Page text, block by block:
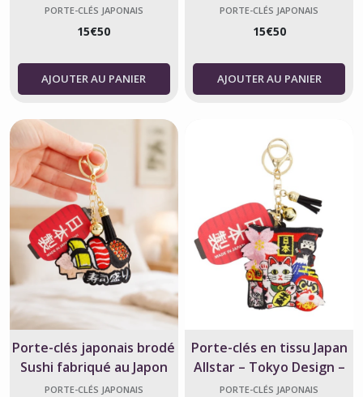
PORTE-CLÉS JAPONAIS
15€50
AJOUTER AU PANIER
PORTE-CLÉS JAPONAIS
15€50
AJOUTER AU PANIER
Porte-clés japonais brodé
Sushi fabriqué au Japon
PORTE-CLÉS JAPONAIS
Porte-clés en tissu Japan
Allstar – Tokyo Design –
Fabriqué au Japon
PORTE-CLÉS JAPONAIS